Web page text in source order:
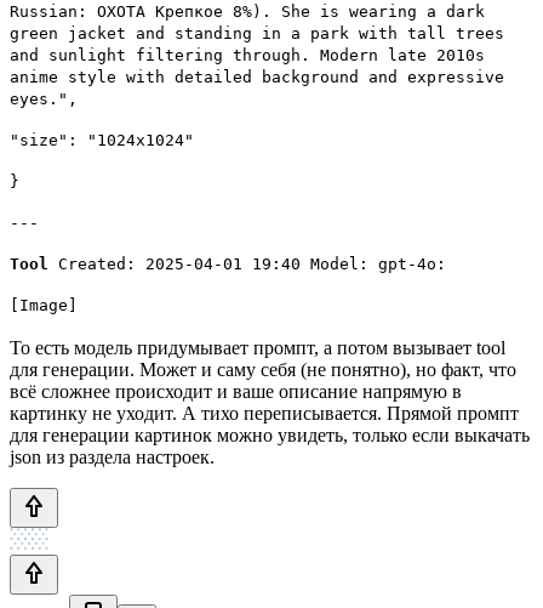
Russian: ОХОТА Крепкое 8%). She is wearing a dark
green jacket and standing in a park with tall trees
and sunlight filtering through. Modern late 2010s
anime style with detailed background and expressive
eyes.",
"size": "1024x1024"
}
---
Tool Created: 2025-04-01 19:40 Model: gpt-4o:
[Image]
То есть модель придумывает промпт, а потом вызывает tool
для генерации. Может и саму себя (не понятно), но факт, что
всё сложнее происходит и ваше описание напрямую в
картинку не уходит. А тихо переписывается. Прямой промпт
для генерации картинок можно увидеть, только если выкачать
json из раздела настроек.